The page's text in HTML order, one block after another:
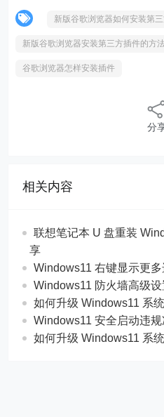
新版谷歌浏览器如何安装第
新版谷歌浏览器安装第三方插件的方法
谷歌浏览器怎样安装插件
分
相关内容
联想笔记本 U 盘重装
享
Windows11 右键显示更
Windows11 防火墙高级设
如何升级 Windows11 系统
Windows11 安全启动违
如何升级 Windows11 系统